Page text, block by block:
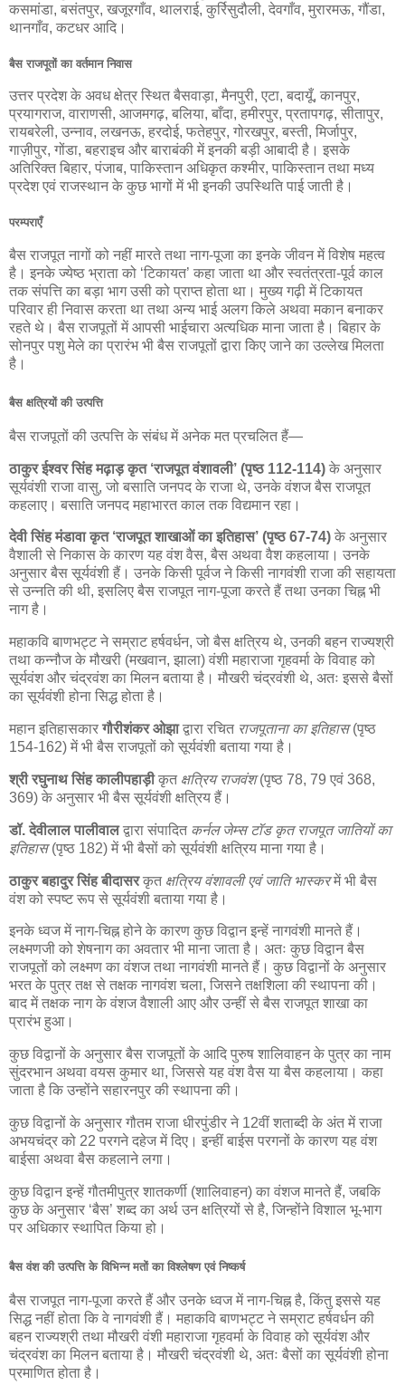
कसमांडा, बसंतपुर, खजूरगाँव, थालराई, कुर्रिसुदौली, देवगाँव, मुरारमऊ, गौंडा,
थानगाँव, कटधर आदि।
बैस राजपूतों का वर्तमान निवास
उत्तर प्रदेश के अवध क्षेत्र स्थित बैसवाड़ा, मैनपुरी, एटा, बदायूँ, कानपुर,
प्रयागराज, वाराणसी, आजमगढ़, बलिया, बाँदा, हमीरपुर, प्रतापगढ़, सीतापुर,
रायबरेली, उन्नाव, लखनऊ, हरदोई, फतेहपुर, गोरखपुर, बस्ती, मिर्जापुर,
गाज़ीपुर, गोंडा, बहराइच और बाराबंकी में इनकी बड़ी आबादी है। इसके
अतिरिक्त बिहार, पंजाब, पाकिस्तान अधिकृत कश्मीर, पाकिस्तान तथा मध्य
प्रदेश एवं राजस्थान के कुछ भागों में भी इनकी उपस्थिति पाई जाती है।
परम्पराएँ
बैस राजपूत नागों को नहीं मारते तथा नाग-पूजा का इनके जीवन में विशेष महत्व
है। इनके ज्येष्ठ भ्राता को ‘टिकायत’ कहा जाता था और स्वतंत्रता-पूर्व काल
तक संपत्ति का बड़ा भाग उसी को प्राप्त होता था। मुख्य गढ़ी में टिकायत
परिवार ही निवास करता था तथा अन्य भाई अलग किले अथवा मकान बनाकर
रहते थे। बैस राजपूतों में आपसी भाईचारा अत्यधिक माना जाता है। बिहार के
सोनपुर पशु मेले का प्रारंभ भी बैस राजपूतों द्वारा किए जाने का उल्लेख मिलता
है।
बैस क्षत्रियों की उत्पत्ति
बैस राजपूतों की उत्पत्ति के संबंध में अनेक मत प्रचलित हैं—
ठाकुर ईश्वर सिंह मढ़ाड़ कृत ‘राजपूत वंशावली’ (पृष्ठ 112-114) के अनुसार
सूर्यवंशी राजा वासु, जो बसाति जनपद के राजा थे, उनके वंशज बैस राजपूत
कहलाए। बसाति जनपद महाभारत काल तक विद्यमान रहा।
देवी सिंह मंडावा कृत ‘राजपूत शाखाओं का इतिहास’ (पृष्ठ 67-74) के अनुसार
वैशाली से निकास के कारण यह वंश वैस, बैस अथवा वैश कहलाया। उनके
अनुसार बैस सूर्यवंशी हैं। उनके किसी पूर्वज ने किसी नागवंशी राजा की सहायता
से उन्नति की थी, इसलिए बैस राजपूत नाग-पूजा करते हैं तथा उनका चिह्न भी
नाग है।
महाकवि बाणभट्ट ने सम्राट हर्षवर्धन, जो बैस क्षत्रिय थे, उनकी बहन राज्यश्री
तथा कन्नौज के मौखरी (मखवान, झाला) वंशी महाराजा गृहवर्मा के विवाह को
सूर्यवंश और चंद्रवंश का मिलन बताया है। मौखरी चंद्रवंशी थे, अतः इससे बैसों
का सूर्यवंशी होना सिद्ध होता है।
महान इतिहासकारगौरीशंकर ओझाद्वारा रचित राजपूताना का इतिहास(पृष्ठ
154-162) में भी बैस राजपूतों को सूर्यवंशी बताया गया है।
श्री रघुनाथ सिंह कालीपहाड़ीकृत क्षत्रिय राजवंश(पृष्ठ 78, 79 एवं 368,
369) के अनुसार भी बैस सूर्यवंशी क्षत्रिय हैं।
डॉ. देवीलाल पालीवालद्वारा संपादित कर्नल जेम्स टॉड कृत राजपूत जातियों का
इतिहास(पृष्ठ 182) में भी बैसों को सूर्यवंशी क्षत्रिय माना गया है।
ठाकुर बहादुर सिंह बीदासरकृत क्षत्रिय वंशावली एवं जाति भास्करमें भी बैस
वंश को स्पष्ट रूप से सूर्यवंशी बताया गया है।
इनके ध्वज में नाग-चिह्न होने के कारण कुछ विद्वान इन्हें नागवंशी मानते हैं।
लक्ष्मणजी को शेषनाग का अवतार भी माना जाता है। अतः कुछ विद्वान बैस
राजपूतों को लक्ष्मण का वंशज तथा नागवंशी मानते हैं। कुछ विद्वानों के अनुसार
भरत के पुत्र तक्ष से तक्षक नागवंश चला, जिसने तक्षशिला की स्थापना की।
बाद में तक्षक नाग के वंशज वैशाली आए और उन्हीं से बैस राजपूत शाखा का
प्रारंभ हुआ।
कुछ विद्वानों के अनुसार बैस राजपूतों के आदि पुरुष शालिवाहन के पुत्र का नाम
सुंदरभान अथवा वयस कुमार था, जिससे यह वंश वैस या बैस कहलाया। कहा
जाता है कि उन्होंने सहारनपुर की स्थापना की।
कुछ विद्वानों के अनुसार गौतम राजा धीरपुंडीर ने 12वीं शताब्दी के अंत में राजा
अभयचंद्र को 22 परगने दहेज में दिए। इन्हीं बाईस परगनों के कारण यह वंश
बाईसा अथवा बैस कहलाने लगा।
कुछ विद्वान इन्हें गौतमीपुत्र शातकर्णी (शालिवाहन) का वंशज मानते हैं, जबकि
कुछ के अनुसार ‘बैस’ शब्द का अर्थ उन क्षत्रियों से है, जिन्होंने विशाल भू-भाग
पर अधिकार स्थापित किया हो।
बैस वंश की उत्पत्ति के विभिन्न मतों का विश्लेषण एवं निष्कर्ष
बैस राजपूत नाग-पूजा करते हैं और उनके ध्वज में नाग-चिह्न है, किंतु इससे यह
सिद्ध नहीं होता कि वे नागवंशी हैं। महाकवि बाणभट्ट ने सम्राट हर्षवर्धन की
बहन राज्यश्री तथा मौखरी वंशी महाराजा गृहवर्मा के विवाह को सूर्यवंश और
चंद्रवंश का मिलन बताया है। मौखरी चंद्रवंशी थे, अतः बैसों का सूर्यवंशी होना
प्रमाणित होता है।